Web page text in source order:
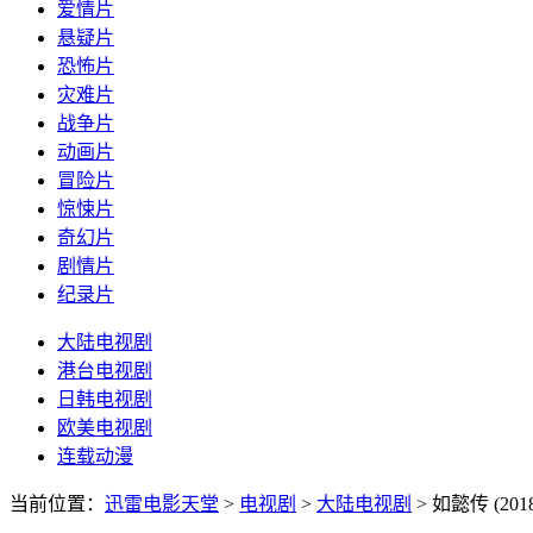
爱情片
悬疑片
恐怖片
灾难片
战争片
动画片
冒险片
惊悚片
奇幻片
剧情片
纪录片
大陆电视剧
港台电视剧
日韩电视剧
欧美电视剧
连载动漫
当前位置： 迅雷电影天堂 > 电视剧 > 大陆电视剧 > 如懿传